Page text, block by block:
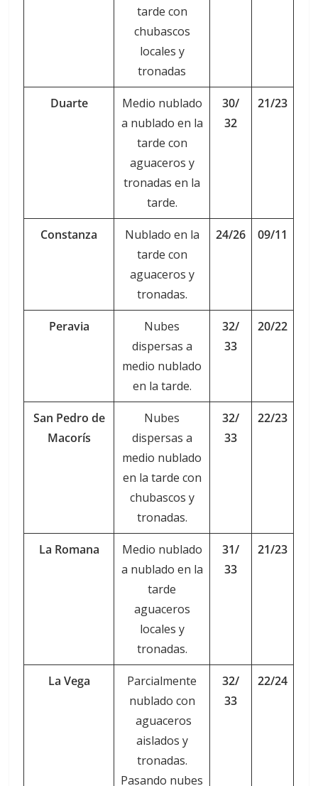
tarde con
chubascos
locales y
tronadas
Duarte
Medio nublado
a nublado en la
tarde con
aguaceros y
tronadas en la
tarde.
30/
32
21/23
Constanza
Nublado en la
tarde con
aguaceros y
tronadas.
24/26 09/11
Peravia
Nubes
dispersas a
medio nublado
en la tarde.
32/
33
20/22
San Pedro de
Macorís
Nubes
dispersas a
medio nublado
en la tarde con
chubascos y
tronadas.
32/
33
22/23
La Romana
Medio nublado
a nublado en la
tarde
aguaceros
locales y
tronadas.
31/
33
21/23
La Vega
Parcialmente
nublado con
aguaceros
aislados y
tronadas.
Pasando nubes
32/
33
22/24